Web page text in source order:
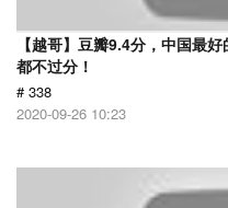
【越哥】豆瓣9.4分，中国最
都不过分！
# 338
2020-09-26 10:23